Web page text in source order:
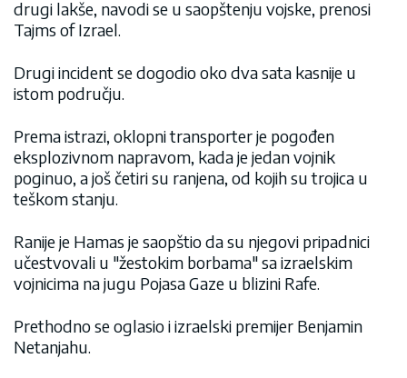
drugi lakše, navodi se u saopštenju vojske, prenosi
Tajms of Izrael.
Drugi incident se dogodio oko dva sata kasnije u
istom području.
Prema istrazi, oklopni transporter je pogođen
eksplozivnom napravom, kada je jedan vojnik
poginuo, a još četiri su ranjena, od kojih su trojica u
teškom stanju.
Ranije je Hamas je saopštio da su njegovi pripadnici
učestvovali u "žestokim borbama" sa izraelskim
vojnicima na jugu Pojasa Gaze u blizini Rafe.
Prethodno se oglasio i izraelski premijer Benjamin
Netanjahu.